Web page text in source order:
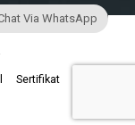
Sertifikat
Via WhatsApp